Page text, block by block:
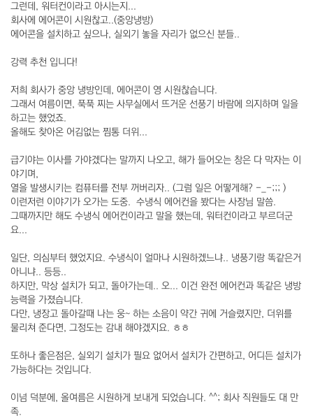
그런데, 워터컨이라고 아시는지...
회사에 에어콘이 시원찮고..(중앙냉방)
에어콘을 설치하고 싶으나, 실외기 놓을 자리가 없으신 분들..
강력 추천 입니다!
저희 회사가 중앙 냉방인데, 에어콘이 영 시원찮습니다.
그래서 여름이면, 푹푹 찌는 사무실에서 뜨거운 선풍기 바람에 의지하며 일을
하고는 했었죠.
올해도 찾아온 어김없는 찜통 더위...
급기야는 이사를 가야겠다는 말까지 나오고, 해가 들어오는 창은 다 막자는 이
야기며,
열을 발생시키는 컴퓨터를 전부 꺼버리자.. (그럼 일은 어떻게해? -_-;;; )
이런저런 이야기가 오가는 도중. 수냉식 에어컨을 봤다는 사장님 말씀.
그때까지만 해도 수냉식 에어컨이라고 말을 했는데, 워터컨이라고 부르더군
요...
일단, 의심부터 했었지요. 수냉식이 얼마나 시원하겠느냐.. 냉풍기랑 똑같은거
아니냐.. 등등..
하지만, 막상 설치가 되고, 돌아가는데.. 오... 이건 완전 에어컨과 똑같은 냉방
능력을 가졌습니다.
다만, 냉장고 돌아갈때 나는 웅~ 하는 소음이 약간 귀에 거슬렸지만, 더위를
물리쳐 준다면, 그정도는 감내 해야겠지요. ㅎㅎ
또하나 좋은점은, 실외기 설치가 필요 없어서 설치가 간편하고, 어디든 설치가
가능하다는 것입니다.
이넘 덕분에, 올여름은 시원하게 보내게 되었습니다. ^^; 회사 직원들도 대 만
족.